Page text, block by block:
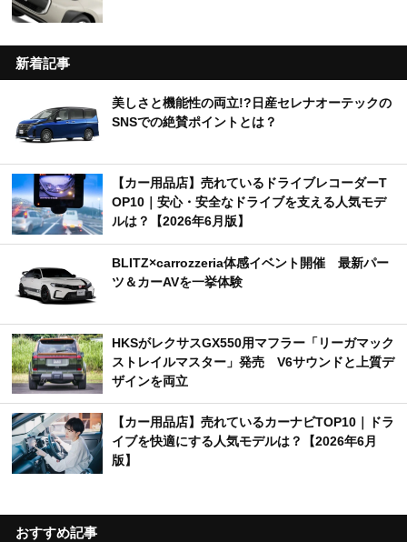
新着記事
美しさと機能性の両立!?日産セレナオーテックの
SNSでの絶賛ポイントとは？
【カー用品店】売れているドライブレコーダーT
OP10｜安心・安全なドライブを支える人気モデ
ルは？【2026年6月版】
BLITZ×carrozzeria体感イベント開催 最新パー
ツ＆カーAVを一挙体験
HKSがレクサスGX550用マフラー「リーガマック
ストレイルマスター」発売 V6サウンドと上質デ
ザインを両立
【カー用品店】売れているカーナビTOP10｜ドラ
イブを快適にする人気モデルは？【2026年6月
版】
おすすめ記事